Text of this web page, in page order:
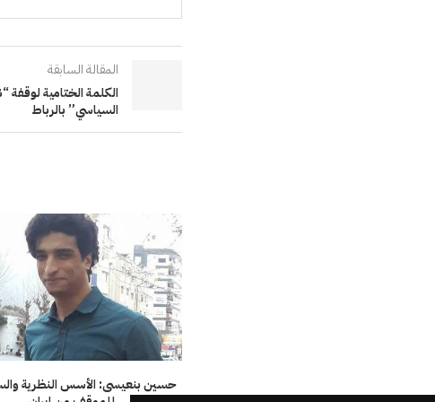
المقالة السابقة
الكلمة الختامية
السياسي” بالرباط
حسين بنعيسى: الأسس النظرية